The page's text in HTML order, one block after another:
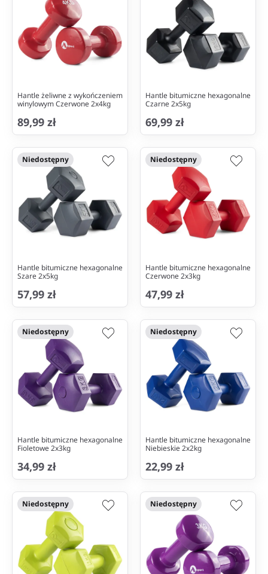
Hantle żeliwne z wykończeniem
winylowym Czerwone 2x4kg
89,99 zł
Hantle bitumiczne hexagonalne
Czarne 2x5kg
69,99 zł
Niedostępny
Hantle bitumiczne hexagonalne
Szare 2x5kg
57,99 zł
Niedostępny
Hantle bitumiczne hexagonalne
Czerwone 2x3kg
47,99 zł
Niedostępny
Hantle bitumiczne hexagonalne
Fioletowe 2x3kg
34,99 zł
Niedostępny
Hantle bitumiczne hexagonalne
Niebieskie 2x2kg
22,99 zł
Niedostępny Niedostępny